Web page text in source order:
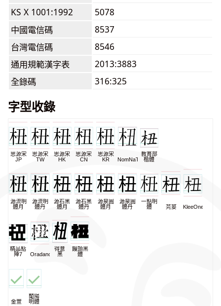
KS X 1001:1992
5078
中國電信碼
8537
台灣電信碼
8546
通用規範漢字表
2013:3883
全錄碼
316:325
字型收錄
思源宋
JP
思源宋
TW
思源宋
HK
思源宋
CN
思源宋
KR
NomNaTong
教育部
楷體
源流明
體月
源流明
體丹
源石黑
體月
源石黑
體丹
源泉圓
體月
源泉圓
體丹
一點明
體
芫荽 KleeOne
精品點
陣7
Oradano
得意
黑
饅頭黑
體
金萱
蘭陽
明體